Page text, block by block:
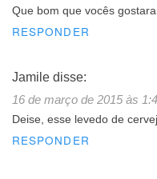
Que bom que vocês
RESPONDER
Jamile disse:
16 de março de 2015 às
Deise, esse levedo de
RESPONDER